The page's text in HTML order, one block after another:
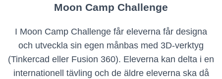
Moon Camp Challenge
I Moon Camp Challenge får eleverna får designa
och utveckla sin egen månbas med 3D-verktyg
(Tinkercad eller Fusion 360). Eleverna kan delta i en
internationell tävling och de äldre eleverna ska då